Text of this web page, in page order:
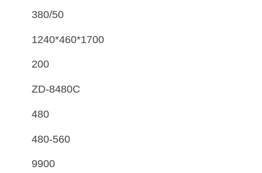
380/50
1240*460*1700
200
ZD-8480C
480
480-560
9900